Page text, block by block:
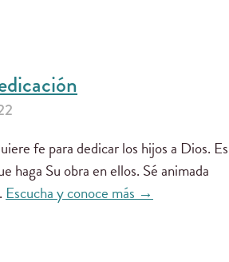
fe para dedicar los hijos a Dios. Es
haga Su obra en ellos. Sé animada
Escucha y conoce más →